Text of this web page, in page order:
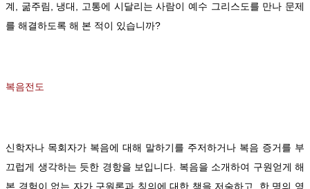
계, 굶주림, 냉대, 고통에 시달리는 사람이 예수 그리스도를 만나 문제
를 해결하도록 해 본 적이 있습니까?
복음전도
신학자나 목회자가 복음에 대해 말하기를 주저하거나 복음 증거를 부
끄럽게 생각하는 듯한 경항을 보입니다. 복음을 소개하여 구원얻게 해
본 경험이 없는 자가 구원론과 칭의에 대한 책을 저술하고, 한 명의 영